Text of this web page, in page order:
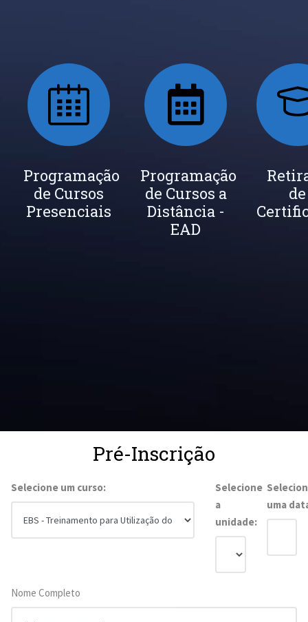
Seja um
Instrutor
Inscrição
Newsletter
Programação
de Cursos
Presenciais
Programação
de Cursos a
Distância -
EAD
de
Pré-Inscrição
Selecione um curso:
Selecione
a
unidade:
uma
Nome Completo